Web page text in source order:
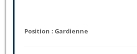
Position : Gardienne